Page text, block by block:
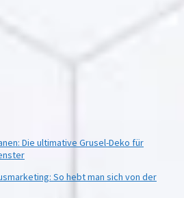
Die ultimative Grusel-Deko für
So hebt man sich von der